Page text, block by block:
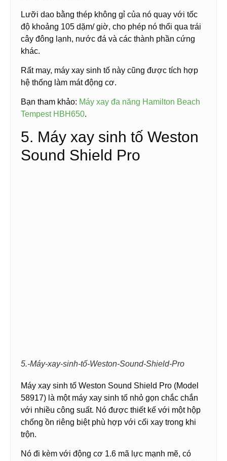
Lưỡi dao bằng thép không gỉ của nó quay với tốc
độ khoảng 105 dặm/ giờ, cho phép nó thổi qua trái
cây đông lạnh, nước đá và các thành phần cứng
khác.
Rất may, máy xay sinh tố này cũng được tích hợp
hệ thống làm mát động cơ.
Bạn tham khảo: Máy xay đa năng Hamilton Beach
Tempest HBH650.
5. Máy xay sinh tố Weston
Sound Shield Pro
5.-Máy-xay-sinh-tố-Weston-Sound-Shield-Pro
Máy xay sinh tố Weston Sound Shield Pro (Model
58917) là một máy xay sinh tố nhỏ gọn chắc chắn
với nhiều công suất. Nó được thiết kế với một hộp
chống ồn riêng biệt phù hợp với cối xay trong khi
trộn.
Nó đi kèm với động cơ 1.6 mã lực mạnh mẽ, có